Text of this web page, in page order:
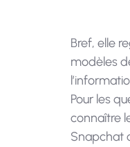
Bref, elle
modèles
Pour les
connaître
Snapchat